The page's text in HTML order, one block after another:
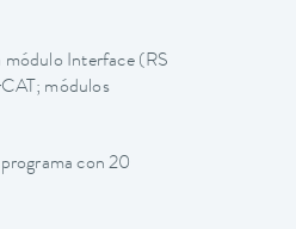
módulo Interface (RS
módulos
con 20